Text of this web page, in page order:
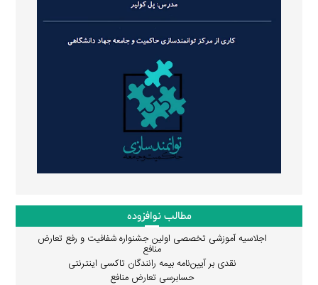
مطالب نوافزوده
اجلاسیه آموزشی تخصصی اولین جشنواره شفافیت و رفع تعارض
منافع
نقدی بر آیین‌نامه بیمه رانندگان تاکسی اینترنتی
حسابرسی تعارض منافع